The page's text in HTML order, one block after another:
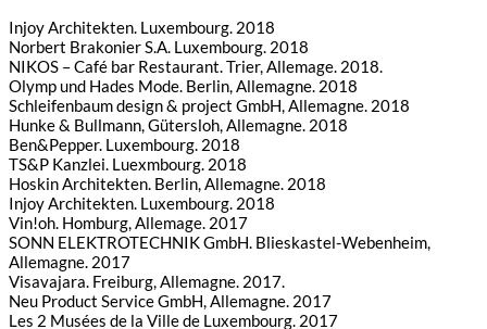
Injoy Architekten. Luxembourg. 2018
Norbert Brakonier S.A. Luxembourg. 2018
NIKOS – Café bar Restaurant. Trier, Allemage. 2018.
Olymp und Hades Mode. Berlin, Allemagne. 2018
Schleifenbaum design & project GmbH, Allemagne. 2018
Hunke & Bullmann, Gütersloh, Allemagne. 2018
Ben&Pepper. Luxembourg. 2018
TS&P Kanzlei. Luexmbourg. 2018
Hoskin Architekten. Berlin, Allemagne. 2018
Injoy Architekten. Luxembourg. 2018
Vin!oh. Homburg, Allemage. 2017
SONN ELEKTROTECHNIK GmbH. Blieskastel-Webenheim,
Allemagne. 2017
Visavajara. Freiburg, Allemagne. 2017.
Neu Product Service GmbH, Allemagne. 2017
Les 2 Musées de la Ville de Luxembourg. 2017